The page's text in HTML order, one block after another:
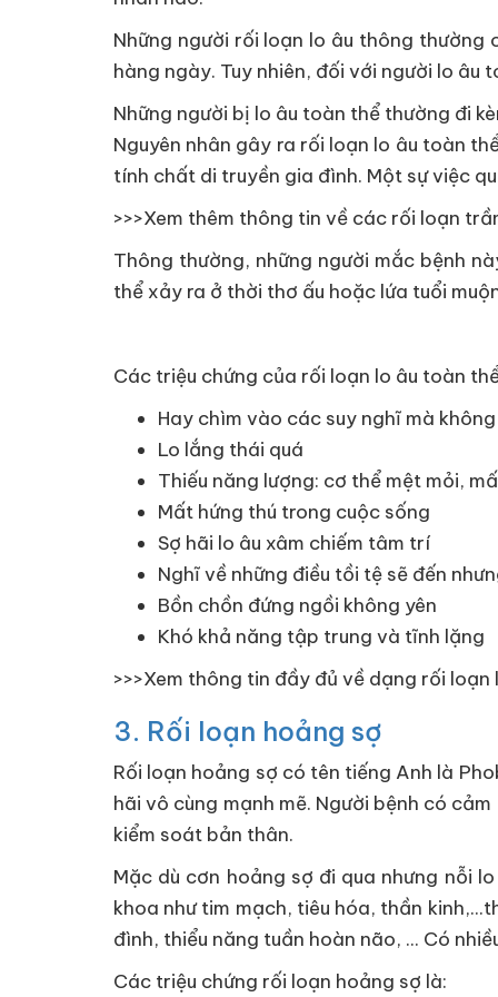
Những người rối loạn lo âu thông
hàng ngày. Tuy nhiên, đối với người lo
Những người bị lo âu toàn thể thường đi
Nguyên nhân gây ra rối loạn lo âu toàn
tính chất di truyền gia đình. Một sự việc
>>>Xem thêm thông tin về các rối loạn
Thông thường, những người mắc bệnh
thể xảy ra ở thời thơ ấu hoặc lứa tuổi
Các triệu chứng của rối loạn lo âu toàn
Hay chìm vào các suy nghĩ mà
Lo lắng thái quá
Thiếu năng lượng: cơ thể mệt mỏi,
Mất hứng thú trong cuộc sống
Sợ hãi lo âu xâm chiếm tâm trí
Nghĩ về những điều tồi tệ sẽ đến
Bồn chồn đứng ngồi không yên
Khó khả năng tập trung và tĩnh lặng
>>>Xem thông tin đầy đủ về dạng rối
3. Rối loạn hoảng sợ
Rối loạn hoảng sợ có tên tiếng Anh là
hãi vô cùng mạnh mẽ. Người bệnh có
kiểm soát bản thân.
Mặc dù cơn hoảng sợ đi qua nhưng nỗi
khoa như tim mạch, tiêu hóa, thần
đình, thiểu năng tuần hoàn não, ... Có
Các triệu chứng rối loạn hoảng sợ là: